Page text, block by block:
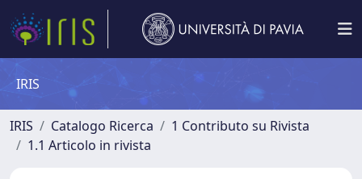
IRIS
IRIS Catalogo Ricerca
1 Contributo su Rivista
1.1 Articolo in rivista